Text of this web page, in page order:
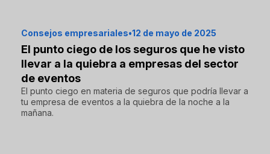
Consejos empresariales•12 de mayo de 2025
El punto ciego de los seguros que he visto
llevar a la quiebra a empresas del sector
de eventos
El punto ciego en materia de seguros que podría llevar a
tu empresa de eventos a la quiebra de la noche a la
mañana.